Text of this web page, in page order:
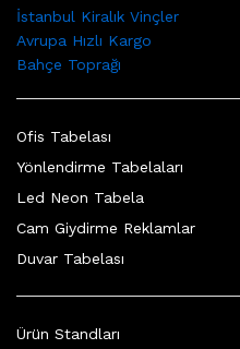
İstanbul Kiralık Vinçler
Avrupa Hızlı Kargo
Bahçe Toprağı
Ofis Tabelası
Yönlendirme Tabelaları
Led Neon Tabela
Cam Giydirme Reklamlar
Duvar Tabelası
Ürün Standları